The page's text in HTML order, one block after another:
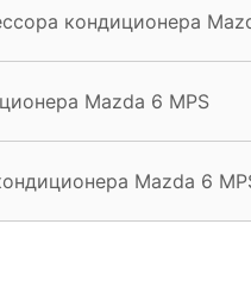
кондиционера
Mazda 6 MPS
Mazda 6